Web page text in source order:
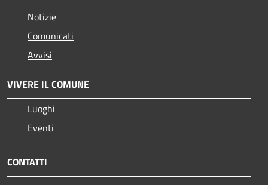
Notizie
Comunicati
Avvisi
VIVERE IL COMUNE
Luoghi
Eventi
CONTATTI